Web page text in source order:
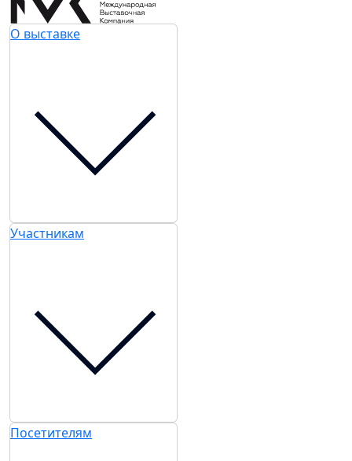
О выставке
Участникам
Посетителям